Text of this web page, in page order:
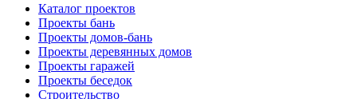
Каталог проектов
Проекты бань
Проекты домов-бань
Проекты деревянных домов
Проекты гаражей
Проекты беседок
Строительство